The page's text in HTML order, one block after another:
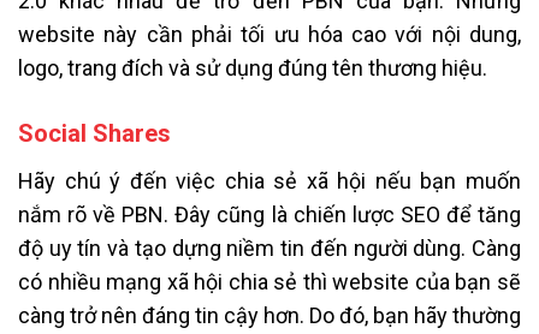
website này cần phải tối ưu hóa cao với nội dung,
logo, trang đích và sử dụng đúng tên thương hiệu.
Social Shares
Hãy chú ý đến việc chia sẻ xã hội nếu bạn muốn
nắm rõ về PBN. Đây cũng là chiến lược SEO để tăng
độ uy tín và tạo dựng niềm tin đến người dùng. Càng
có nhiều mạng xã hội chia sẻ thì website của bạn sẽ
càng trở nên đáng tin cậy hơn. Do đó, bạn hãy thường